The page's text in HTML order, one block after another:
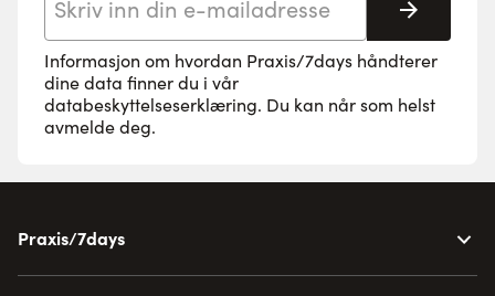
Informasjon om hvordan Praxis/7days håndterer
dine data finner du i vår
databeskyttelseserklæring. Du kan når som helst
avmelde deg.
Praxis/7days